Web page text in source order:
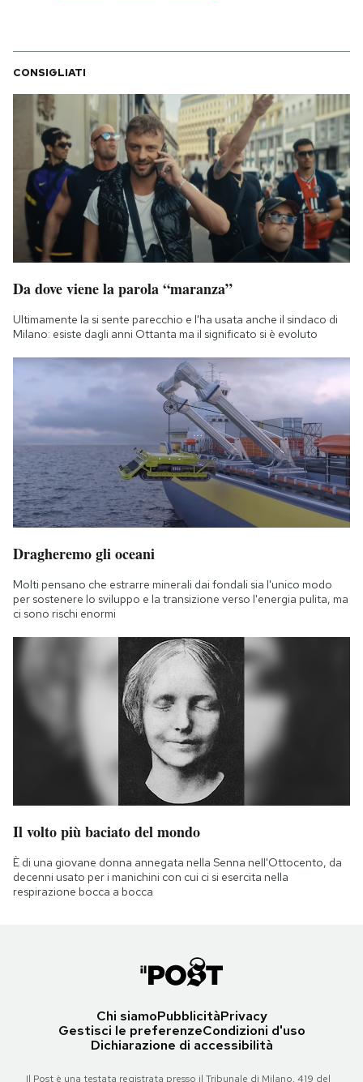
CONSIGLIATI
Da dove viene la parola “maranza”
Ultimamente la si sente parecchio e l'ha usata anche il sindaco di
Milano: esiste dagli anni Ottanta ma il significato si è evoluto
Dragheremo gli oceani
Molti pensano che estrarre minerali dai fondali sia l'unico modo
per sostenere lo sviluppo e la transizione verso l'energia pulita, ma
ci sono rischi enormi
Il volto più baciato del mondo
È di una giovane donna annegata nella Senna nell'Ottocento, da
decenni usato per i manichini con cui ci si esercita nella
respirazione bocca a bocca
Chi siamoPubblicitàPrivacy
Gestisci le preferenzeCondizioni d'uso
Dichiarazione di accessibilità
Il Post è una testata registrata presso il Tribunale di Milano, 419 del